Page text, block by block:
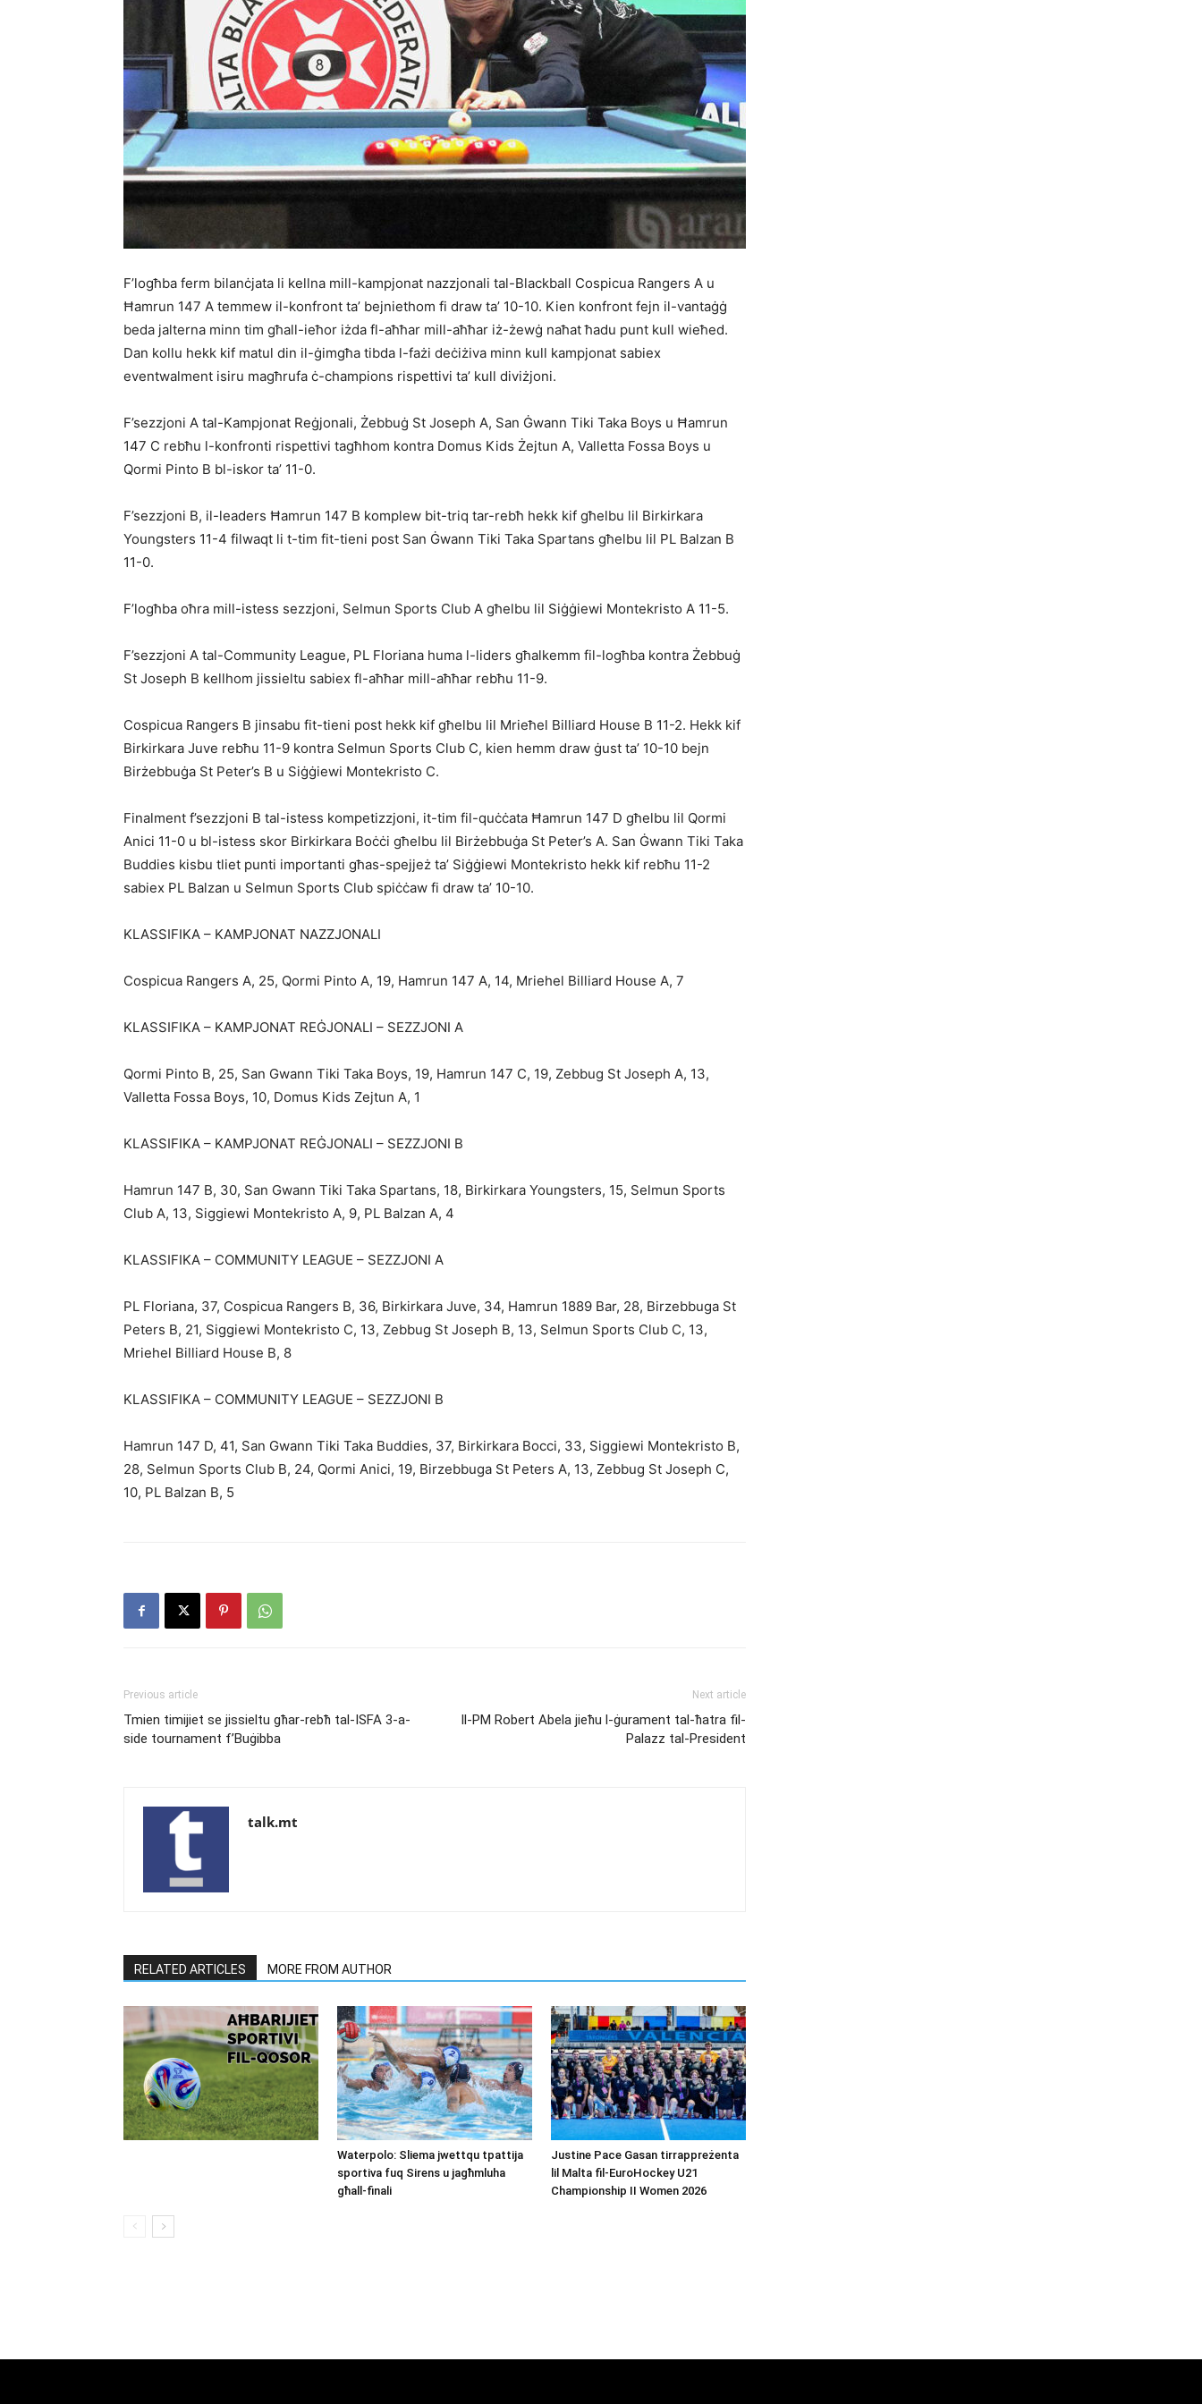
F’logħba ferm bilanċjata li kellna mill-kampjonat nazzjonali tal-Blackball Cospicua Rangers A u
Ħamrun 147 A temmew il-konfront ta’ bejniethom fi draw ta’ 10-10. Kien konfront fejn il-vantaġġ
beda jalterna minn tim għall-ieħor iżda fl-aħħar mill-aħħar iż-żewġ naħat ħadu punt kull wieħed.
Dan kollu hekk kif matul din il-ġimgħa tibda l-fażi deċiżiva minn kull kampjonat sabiex
eventwalment isiru magħrufa ċ-champions rispettivi ta’ kull diviżjoni.
F’sezzjoni A tal-Kampjonat Reġjonali, Żebbuġ St Joseph A, San Ġwann Tiki Taka Boys u Ħamrun
147 C rebħu l-konfronti rispettivi tagħhom kontra Domus Kids Żejtun A, Valletta Fossa Boys u
Qormi Pinto B bl-iskor ta’ 11-0.
F’sezzjoni B, il-leaders Ħamrun 147 B komplew bit-triq tar-rebħ hekk kif għelbu lil Birkirkara
Youngsters 11-4 filwaqt li t-tim fit-tieni post San Ġwann Tiki Taka Spartans għelbu lil PL Balzan B
11-0.
F’logħba oħra mill-istess sezzjoni, Selmun Sports Club A għelbu lil Siġġiewi Montekristo A 11-5.
F’sezzjoni A tal-Community League, PL Floriana huma l-liders għalkemm fil-logħba kontra Żebbuġ
St Joseph B kellhom jissieltu sabiex fl-aħħar mill-aħħar rebħu 11-9.
Cospicua Rangers B jinsabu fit-tieni post hekk kif għelbu lil Mrieħel Billiard House B 11-2. Hekk kif
Birkirkara Juve rebħu 11-9 kontra Selmun Sports Club C, kien hemm draw ġust ta’ 10-10 bejn
Birżebbuġa St Peter’s B u Siġġiewi Montekristo C.
Finalment f’sezzjoni B tal-istess kompetizzjoni, it-tim fil-quċċata Ħamrun 147 D għelbu lil Qormi
Anici 11-0 u bl-istess skor Birkirkara Boċċi għelbu lil Birżebbuġa St Peter’s A. San Ġwann Tiki Taka
Buddies kisbu tliet punti importanti għas-spejjeż ta’ Siġġiewi Montekristo hekk kif rebħu 11-2
sabiex PL Balzan u Selmun Sports Club spiċċaw fi draw ta’ 10-10.
KLASSIFIKA – KAMPJONAT NAZZJONALI
Cospicua Rangers A, 25, Qormi Pinto A, 19, Hamrun 147 A, 14, Mriehel Billiard House A, 7
KLASSIFIKA – KAMPJONAT REĠJONALI – SEZZJONI A
Qormi Pinto B, 25, San Gwann Tiki Taka Boys, 19, Hamrun 147 C, 19, Zebbug St Joseph A, 13,
Valletta Fossa Boys, 10, Domus Kids Zejtun A, 1
KLASSIFIKA – KAMPJONAT REĠJONALI – SEZZJONI B
Hamrun 147 B, 30, San Gwann Tiki Taka Spartans, 18, Birkirkara Youngsters, 15, Selmun Sports
Club A, 13, Siggiewi Montekristo A, 9, PL Balzan A, 4
KLASSIFIKA – COMMUNITY LEAGUE – SEZZJONI A
PL Floriana, 37, Cospicua Rangers B, 36, Birkirkara Juve, 34, Hamrun 1889 Bar, 28, Birzebbuga St
Peters B, 21, Siggiewi Montekristo C, 13, Zebbug St Joseph B, 13, Selmun Sports Club C, 13,
Mriehel Billiard House B, 8
KLASSIFIKA – COMMUNITY LEAGUE – SEZZJONI B
Hamrun 147 D, 41, San Gwann Tiki Taka Buddies, 37, Birkirkara Bocci, 33, Siggiewi Montekristo B,
28, Selmun Sports Club B, 24, Qormi Anici, 19, Birzebbuga St Peters A, 13, Zebbug St Joseph C,
10, PL Balzan B, 5
Previous article
Tmien timijiet se jissieltu għar-rebħ tal-ISFA 3-a-
side tournament f’Buġibba
Next article
Il-PM Robert Abela jieħu l-ġurament tal-ħatra fil-
Palazz tal-President
talk.mt
RELATED ARTICLES MORE FROM AUTHOR
Waterpolo: Sliema jwettqu tpattija
sportiva fuq Sirens u jagħmluha
għall-finali
Justine Pace Gasan tirrappreżenta
lil Malta fil-EuroHockey U21
Championship II Women 2026